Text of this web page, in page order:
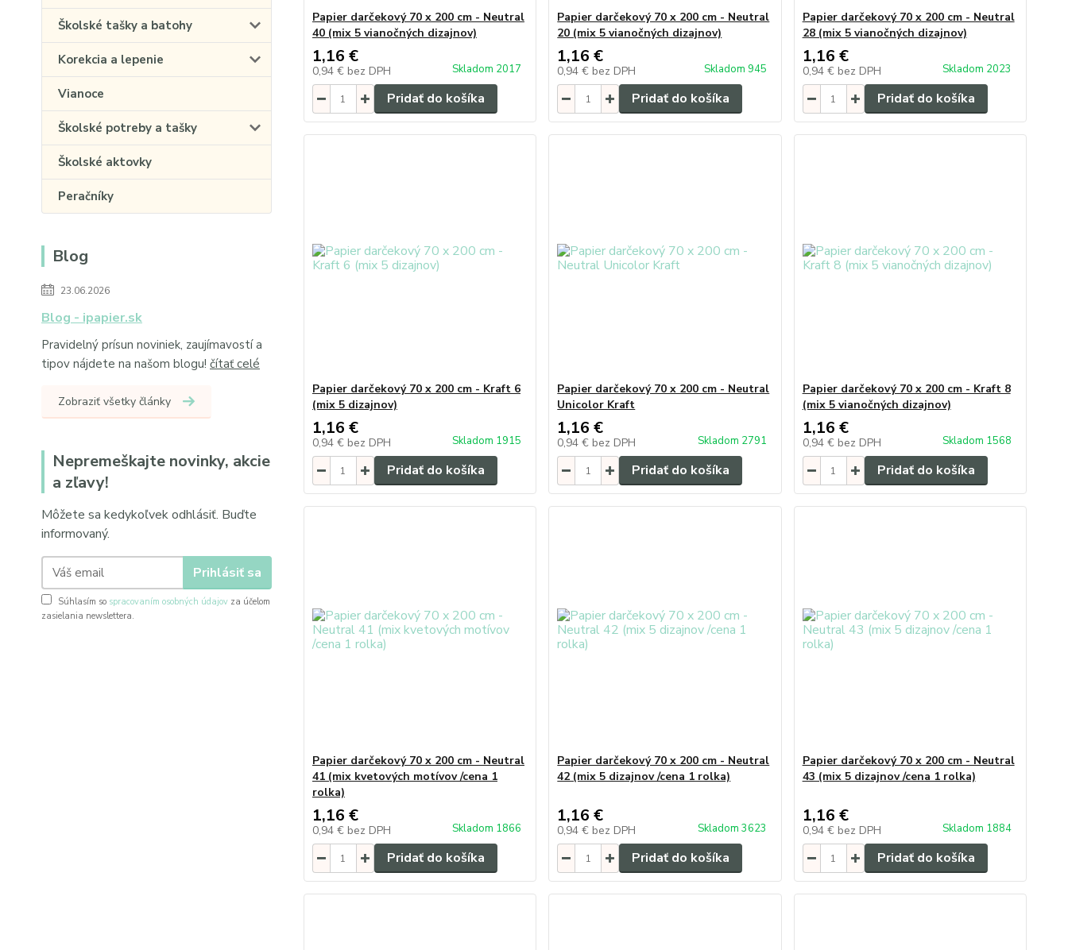
Školské tašky a batohy
Korekcia a lepenie
Vianoce
Školské potreby a tašky
Školské aktovky
Peračníky
Blog
23.06.2026
Blog - ipapier.sk
Pravidelný prísun noviniek, zaujímavostí a
tipov nájdete na našom blogu! čítať celé
Zobraziť všetky články
Nepremeškajte novinky, akcie
a zľavy!
Môžete sa kedykoľvek odhlásiť. Buďte
informovaný.
Prihlásiť sa
Súhlasím so spracovaním osobných údajov za účelom
zasielania newslettera.
Papier darčekový 70 x 200 cm - Neutral
40 (mix 5 vianočných dizajnov)
1,16 €
0,94 € bez DPH Skladom 2017
Pridať do košíka
Papier darčekový 70 x 200 cm - Neutral
20 (mix 5 vianočných dizajnov)
1,16 €
0,94 € bez DPH Skladom 945
Pridať do košíka
Papier darčekový 70 x 200 cm - Neutral
28 (mix 5 vianočných dizajnov)
1,16 €
0,94 € bez DPH Skladom 2023
Pridať do košíka
Papier darčekový 70 x 200 cm - Kraft 6
(mix 5 dizajnov)
1,16 €
0,94 € bez DPH Skladom 1915
Pridať do košíka
Papier darčekový 70 x 200 cm - Neutral
Unicolor Kraft
1,16 €
0,94 € bez DPH Skladom 2791
Pridať do košíka
Papier darčekový 70 x 200 cm - Kraft 8
(mix 5 vianočných dizajnov)
1,16 €
0,94 € bez DPH Skladom 1568
Pridať do košíka
Papier darčekový 70 x 200 cm - Neutral
41 (mix kvetových motívov /cena 1
rolka)
1,16 €
0,94 € bez DPH Skladom 1866
Pridať do košíka
Papier darčekový 70 x 200 cm - Neutral
42 (mix 5 dizajnov /cena 1 rolka)
1,16 €
0,94 € bez DPH Skladom 3623
Pridať do košíka
Papier darčekový 70 x 200 cm - Neutral
43 (mix 5 dizajnov /cena 1 rolka)
1,16 €
0,94 € bez DPH Skladom 1884
Pridať do košíka